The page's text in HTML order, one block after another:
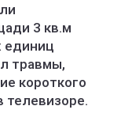
3 кв.м
единиц
травмы,
короткого
телевизоре.